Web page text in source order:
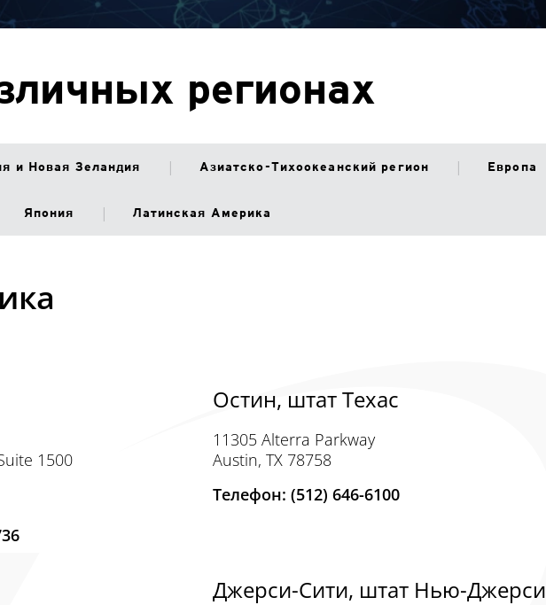
регионах
и Новая Зеландия Азиатско-Тихоокеанский регион Европа
Япония Латинская Америка
1500
Остин, штат Техас
11305 Alterra Parkway
Austin, TX 78758
Телефон: (512) 646-6100
Джерси-Сити, штат Нью-Джерси